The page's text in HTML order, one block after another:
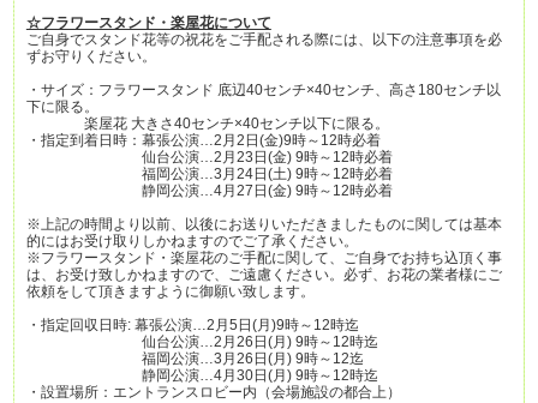
☆フラワースタンド・楽屋花について
ご自身でスタンド花等の祝花をご手配される際には、以下の注意事項を必
ずお守りください。
・サイズ：フラワースタンド 底辺40センチ×40センチ、高さ180センチ以
下に限る。
楽屋花 大きさ40センチ×40センチ以下に限る。
・指定到着日時：幕張公演…2月2日(金)9時～12時必着
仙台公演…2月23日(金) 9時～12時必着
福岡公演…3月24日(土) 9時～12時必着
静岡公演…4月27日(金) 9時～12時必着
※上記の時間より以前、以後にお送りいただきましたものに関しては基本
的にはお受け取りしかねますのでご了承ください。
※フラワースタンド・楽屋花のご手配に関して、ご自身でお持ち込頂く事
は、お受け致しかねますので、ご遠慮ください。必ず、お花の業者様にご
依頼をして頂きますように御願い致します。
・指定回収日時: 幕張公演…2月5日(月)9時～12時迄
仙台公演…2月26日(月) 9時～12時迄
福岡公演…3月26日(月) 9時～12迄
静岡公演…4月30日(月) 9時～12時迄
・設置場所：エントランスロビー内（会場施設の都合上）